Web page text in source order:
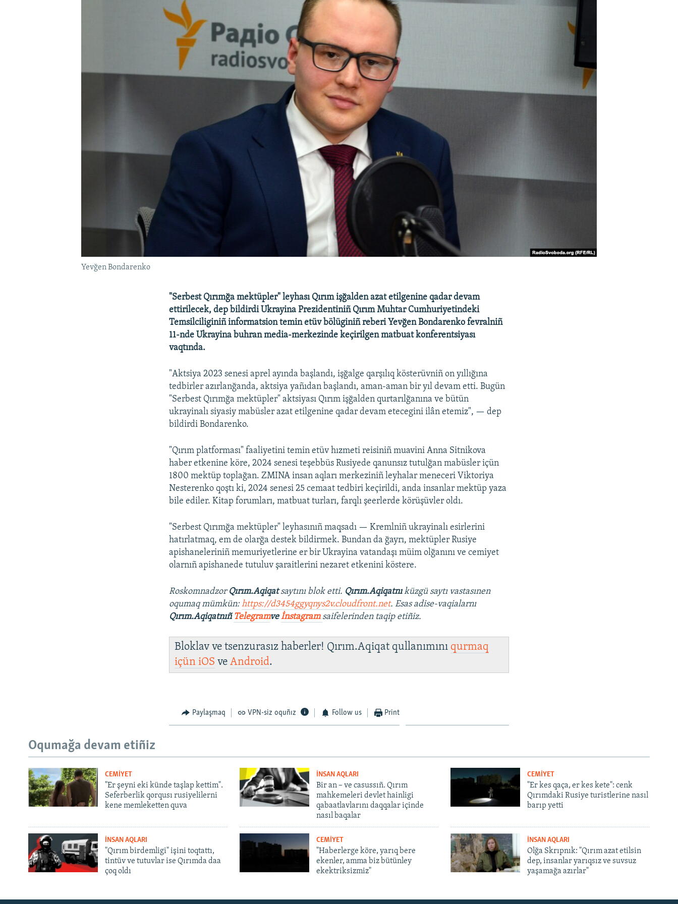
Русский
Yevğen Bondarenko
"Serbest Qırımğa mektüpler" leyhası Qırım işğalden azat etilgenine qadar devam
ettirilecek, dep bildirdi Ukrayina Prezidentiniñ Qırım Muhtar Cumhuriyetindeki
Temsilciliginiñ informatsion temin etüv bölüginiñ reberi Yevğen Bondarenko fevralniñ
11-nde Ukrayina buhran media-merkezinde keçirilgen matbuat konferentsiyası
vaqtında.
"Aktsiya 2023 senesi aprel ayında başlandı, işğalge qarşılıq kösterüvniñ on yıllığına
tedbirler azırlanğanda, aktsiya yañıdan başlandı, aman-aman bir yıl devam etti. Bugün
"Serbest Qırımğa mektüpler" aktsiyası Qırım işğalden qurtarılğanına ve bütün
ukrayinalı siyasiy mabüsler azat etilgenine qadar devam etecegini ilân etemiz", — dep
bildirdi Bondarenko.
"Qırım platforması" faaliyetini temin etüv hızmeti reisiniñ muavini Anna Sitnikova
haber etkenine köre, 2024 senesi teşebbüs Rusiyede qanunsız tutulğan mabüsler içün
1800 mektüp toplağan. ZMINA insan aqları merkeziniñ leyhalar meneceri Viktoriya
Nesterenko qoştı ki, 2024 senesi 25 cemaat tedbiri keçirildi, anda insanlar mektüp yaza
bile ediler. Kitap forumları, matbuat turları, farqlı şeerlerde körüşüvler oldı.
"Serbest Qırımğa mektüpler" leyhasınıñ maqsadı — Kremlniñ ukrayinalı esirlerini
hatırlatmaq, em de olarğa destek bildirmek. Bundan da ğayrı, mektüpler Rusiye
apishaneleriniñ memuriyetlerine er bir Ukrayina vatandaşı müim olğanını ve cemiyet
olarnıñ apishanede tutuluv şaraitlerini nezaret etkenini köstere.
Roskomnadzor Qırım.Aqiqatsaytını blok etti. Qırım.Aqiqatnıküzgü saytı vastasınen
oqumaq mümkün:https://d3454ggyqnys2v.cloudfront.net. Esas adise-vaqialarnı
Qırım.AqiqatnıñTelegramveİnstagram saifelerinden taqip etiñiz.
Bloklav ve tsenzurasız haberler! Qırım.Aqiqat qullanımını qurmaq
içüniOS veAndroid.
Paylaşmaq VPN-siz oquñız Follow us Print
Oqumağa devam etiñiz
CEMİYET
"Er şeyni eki künde taşlap kettim".
Seferberlik qorqusı rusiyelilerni
kene memleketten quva
İNSAN AQLARI
Bir an – ve casussıñ. Qırım
mahkemeleri devlet hainligi
qabaatlavlarını daqqalar içinde
nasıl baqalar
CEMİYET
"Er kes qaça, er kes kete": cenk
Qırımdaki Rusiye turistlerine nasıl
barıp yetti
İNSAN AQLARI
"Qırım birdemligi" işini toqtattı,
tintüv ve tutuvlar ise Qırımda daa
çoq oldı
CEMİYET
"Haberlerge köre, yarıq bere
ekenler, amma biz bütünley
ekektriksizmiz"
İNSAN AQLARI
Olğa Skrıpnık: "Qırım azat etilsin
dep, insanlar yarıqsız ve suvsuz
yaşamağa azırlar"